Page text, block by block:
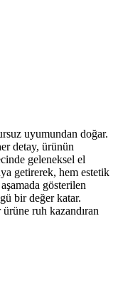
uyumundan doğar.
detay, ürünün
geleneksel el
getirerek, hem estetik
gösterilen
bir değer katar.
ruh kazandıran